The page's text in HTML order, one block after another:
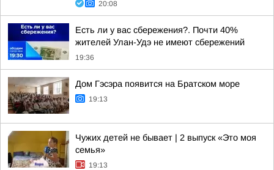
20:08
Есть ли у вас сбережения?. Почти 40%
жителей Улан-Удэ не имеют сбережений
19:36
Дом Гэсэра появится на Братском море
19:13
Чужих детей не бывает | 2 выпуск «Это моя
семья»
19:13